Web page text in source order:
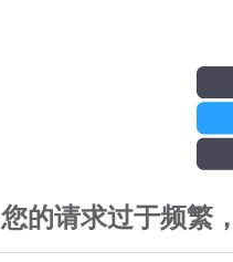
您的请求过于频繁